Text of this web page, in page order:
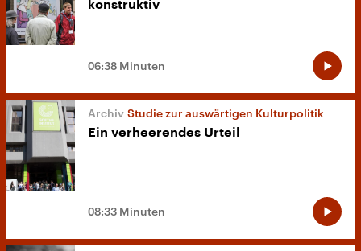
konstruktiv
06:38 Minuten
Studie zur auswärtigen Kulturpolitik
Ein verheerendes Urteil
08:33 Minuten